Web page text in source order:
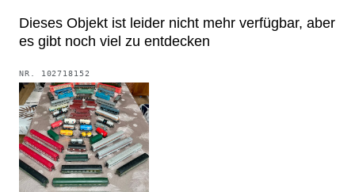
Dieses Objekt ist leider nicht mehr verfügbar, aber
es gibt noch viel zu entdecken
NR. 102718152